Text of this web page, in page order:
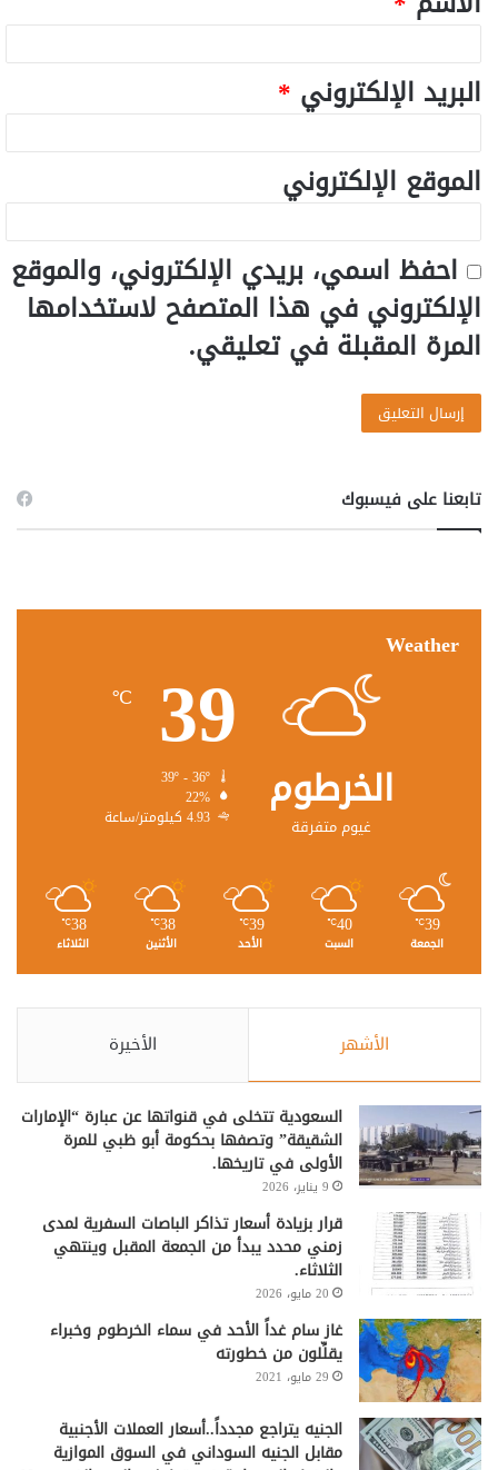
البريد الإلكتروني *
الموقع الإلكتروني
احفظ اسمي، بريدي الإلكتروني، والموقع
الإلكتروني في هذا المتصفح لاستخدامها
المرة المقبلة في تعليقي.
تابعنا على فيسبوك
Weather
الخرطوم
غيوم متفرقة
39
℃
22%
4.93 كيلومتر/ساعة
39
℃
الجمعة
40
℃
السبت
39
℃
الأحد
38
℃
الأثنين
38
℃
الثلاثاء
الأشهر الأخيرة
السعودية تتخلى في قنواتها عن عبارة “الإمارات
الشقيقة” وتصفها بحكومة أبو ظبي للمرة
الأولى في تاريخها.
9 يناير، 2026
قرار بزيادة أسعار تذاكر الباصات السفرية لمدى
زمني محدد يبدأ من الجمعة المقبل وينتهي
الثلاثاء.
20 مايو، 2026
غاز سام غداً الأحد في سماء الخرطوم وخبراء
يقلِّلون من خطورته
29 مايو، 2021
الجنيه يتراجع مجدداً..أسعار العملات الأجنبية
مقابل الجنيه السوداني في السوق الموازية